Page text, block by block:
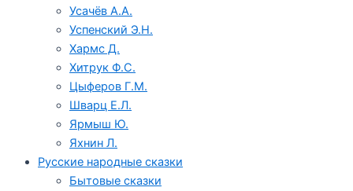
Усачёв А.А.
Успенский Э.Н.
Хармс Д.
Хитрук Ф.С.
Цыферов Г.М.
Шварц Е.Л.
Ярмыш Ю.
Яхнин Л.
Русские народные сказки
Бытовые сказки